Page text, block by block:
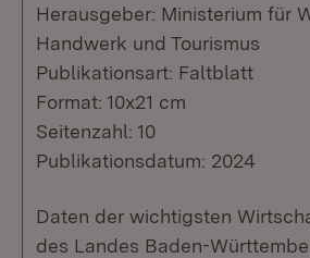
Herausgeber: Ministerium für
Handwerk und Tourismus
Publikationsart: Faltblatt
Format: 10x21 cm
Seitenzahl: 10
Publikationsdatum: 2024
Daten der wichtigsten
des Landes Baden-